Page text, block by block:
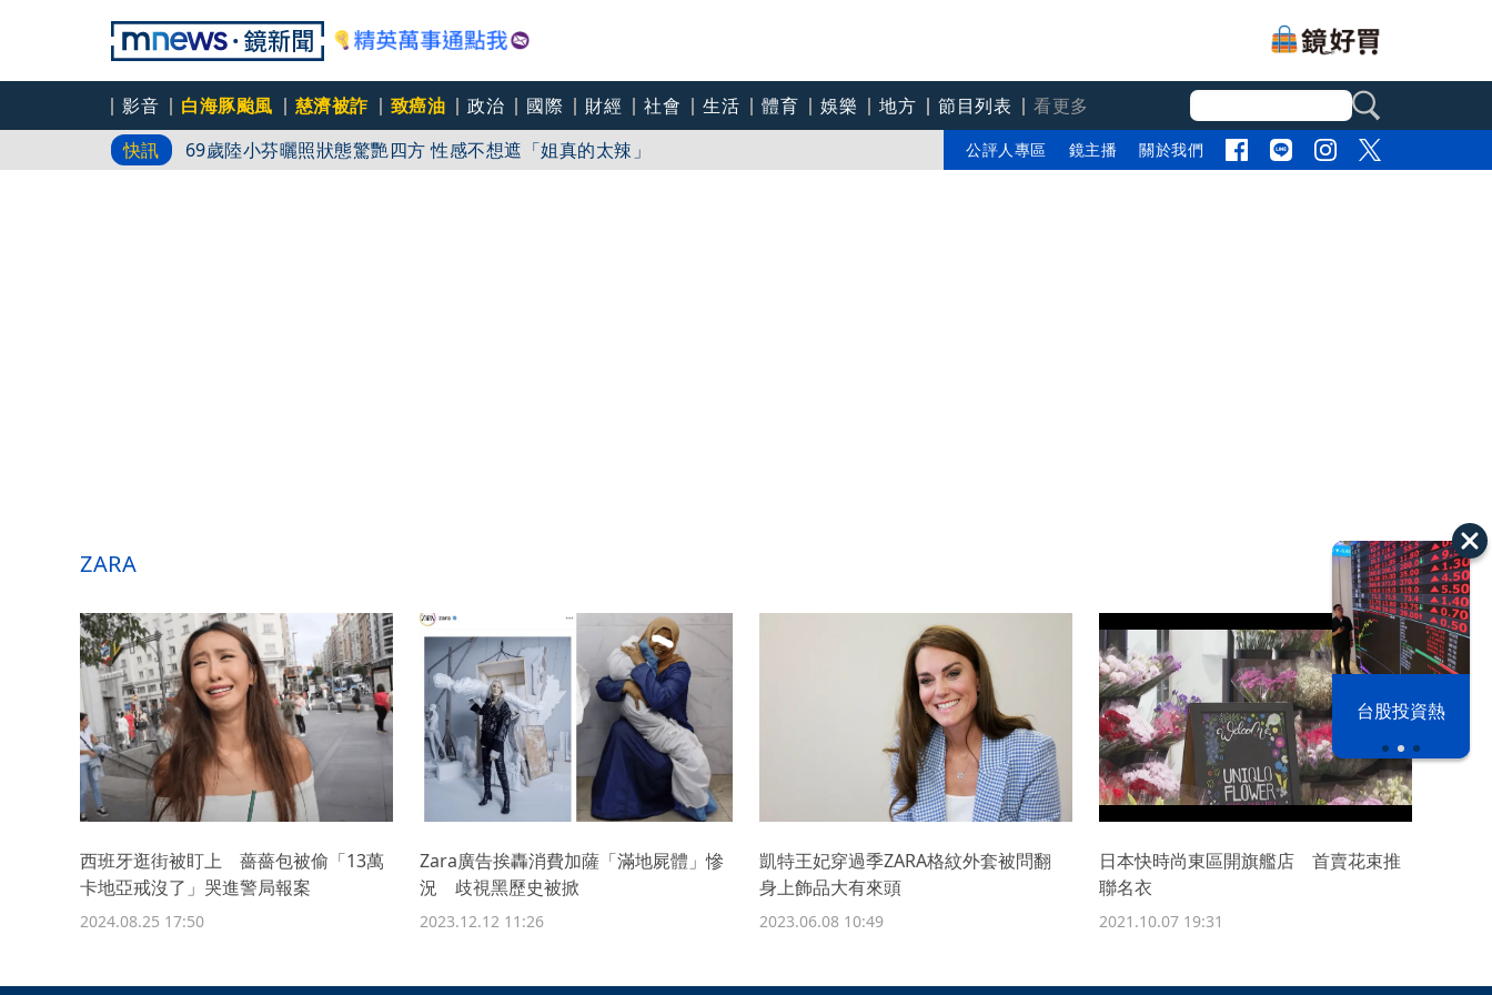
影音 白海豚颱風 慈濟被詐 致癌油 政治 國際 財經 社會 生活 體育 娛樂 地方 節目列表
看更多
快訊
「怕哪天消失了」蕭敬騰拒聽方大同神曲逾1年！首還原心境 至今仍會傳訊給他！淚曝備
份所有語音
69歲陸小芬曬照狀態驚艷四方 性感不想遮「姐真的太辣」
公評人專區 鏡主播 關於我們
以色列 穹頂
之下
台股投資熱
ZARA
西班牙逛街被盯上 薔薔包被偷「13萬
卡地亞戒沒了」哭進警局報案
2024.08.25 17:50
Zara廣告挨轟消費加薩「滿地屍體」慘
況 歧視黑歷史被掀
2023.12.12 11:26
凱特王妃穿過季ZARA格紋外套被問翻
身上飾品大有來頭
2023.06.08 10:49
日本快時尚東區開旗艦店 首賣花束推
聯名衣
2021.10.07 19:31